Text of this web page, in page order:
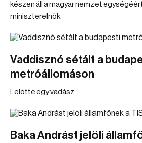
készen áll a magyar nemzet
miniszterelnök.
Vaddisznó sétált a
metróállomáson
Lelőtte egy vadász.
Baka Andrást jelöli